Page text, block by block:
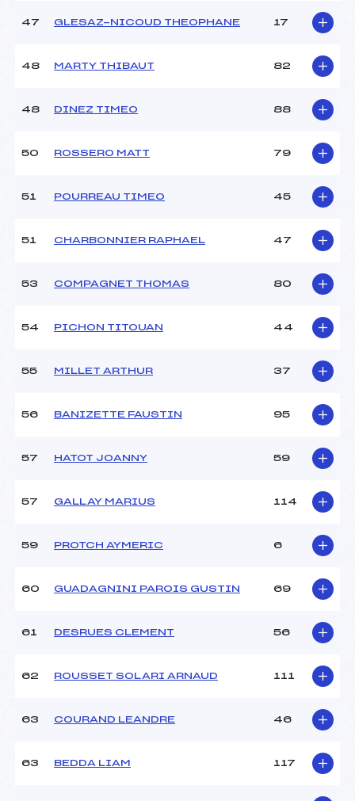
47 GLESAZ-NICOUD THEOPHANE 17
48 MARTY THIBAUT 82
48 DINEZ TIMEO 88
50 ROSSERO MATT 79
51 POURREAU TIMEO 45
51 CHARBONNIER RAPHAEL 47
53 COMPAGNET THOMAS 80
54 PICHON TITOUAN 44
55 MILLET ARTHUR 37
56 BANIZETTE FAUSTIN 95
57 HATOT JOANNY 59
57 GALLAY MARIUS 114
59 PROTCH AYMERIC 6
60 GUADAGNINI PAROIS GUSTIN 69
61 DESRUES CLEMENT 56
62 ROUSSET SOLARI ARNAUD 111
63 COURAND LEANDRE 46
63 BEDDA LIAM 117